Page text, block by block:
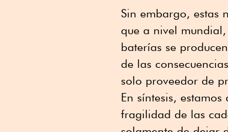
Sin embargo, estas
que a nivel mundial,
baterías se
de las
solo proveedor de
En síntesis,
fragilidad de las